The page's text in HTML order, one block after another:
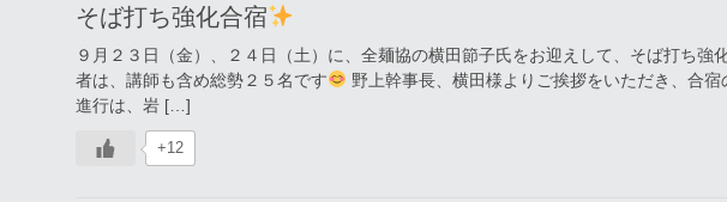
＞ 日光そばまつり
そば打ち強化合宿
９月２３日（金）、２４日（土）に、全麺協の横田節子氏をお迎えして、そば打ち強
者は、講師も含め総勢２５名です
野上幹事長、横田様よりご挨拶をいただき、合宿
進行は、岩 […]
+12